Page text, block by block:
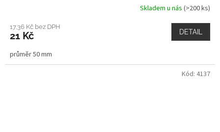
Skladem u nás (>200 ks)
17,36 Kč bez DPH
21 Kč DETAIL
průměr 50 mm
Kód: 4137